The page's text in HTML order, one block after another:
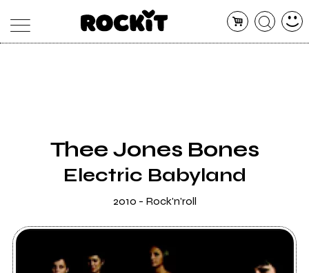
SHOP
RADIO
Thee Jones Bones
Electric Babyland
2010 - Rock'n'roll